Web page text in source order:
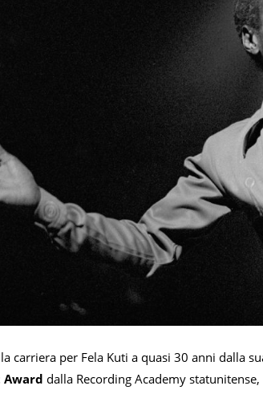
carriera per Fela Kuti a quasi 30 anni dalla
Award dalla Recording Academy